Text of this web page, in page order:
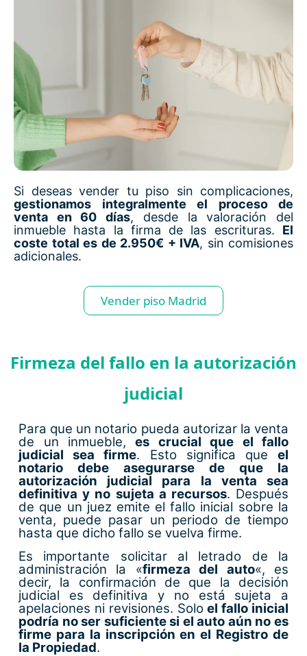
Si deseas vender tu piso sin complicaciones,
gestionamos integralmente el proceso de
venta en 60 días, desde la valoración del
inmueble hasta la firma de las escrituras. El
coste total es de 2.950€ + IVA, sin comisiones
adicionales.
Vender piso Madrid
Firmeza del fallo en la autorización
judicial
Para que un notario pueda autorizar la venta
de un inmueble,es crucial que el fallo
judicial sea firme. Esto significa que el
notario debe asegurarse de que la
autorización judicial para la venta sea
definitiva y no sujeta a recursos. Después
de que un juez emite el fallo inicial sobre la
venta, puede pasar un periodo de tiempo
hasta que dicho fallo se vuelva firme.
Es importante solicitar al letrado de la
administración la «firmeza del auto«, es
decir, la confirmación de que la decisión
judicial es definitiva y no está sujeta a
apelaciones ni revisiones. Soloel fallo inicial
podría no ser suficiente si el auto aún no es
firme para la inscripción en el Registro de
la Propiedad.